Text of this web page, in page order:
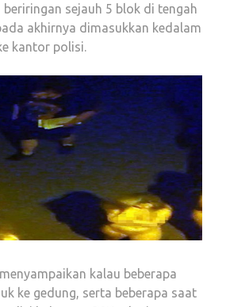
sejauh 5 blok di tengah
akhirnya dimasukkan kedalam
kantor polisi.
kalau beberapa
ke gedung, serta beberapa saat